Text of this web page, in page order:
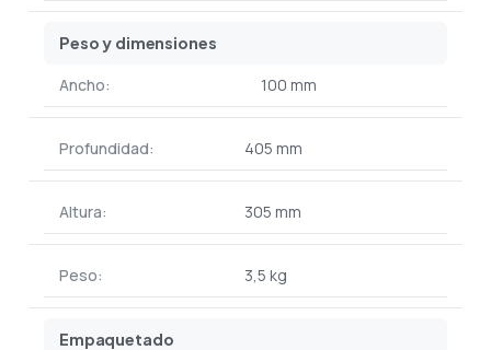
Peso y dimensiones
Ancho: 100 mm
Profundidad: 405 mm
Altura: 305 mm
Peso: 3,5 kg
Empaquetado